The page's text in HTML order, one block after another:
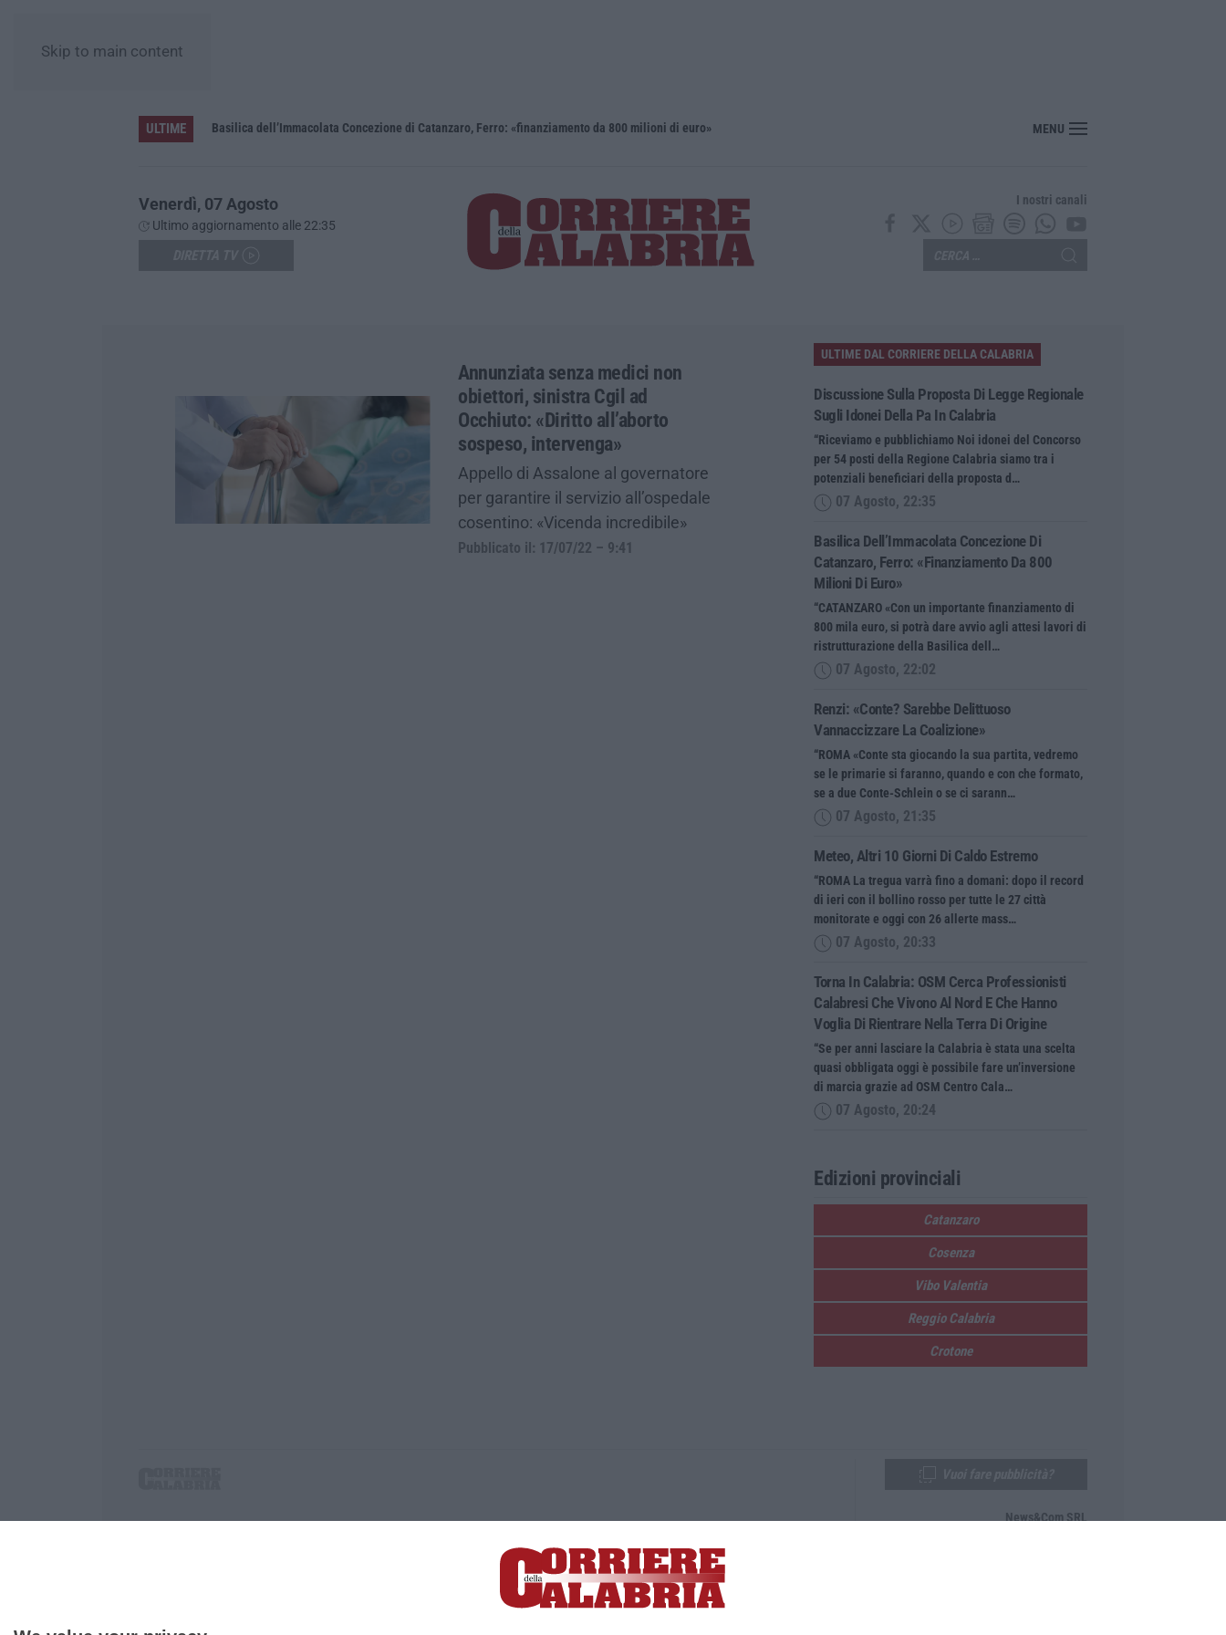
Skip to main content
ULTIME Basilica dell’Immacolata Concezione di Catanzaro, Ferro: «finanziamento da 800 milioni di euro» Renzi: «Conte? Sarebbe delittuoso vannaccizzare la coalizione»
MENU
Venerdì, 07 Agosto
Ultimo aggiornamento alle 22:35
I nostri canali
Annunziata senza medici non
obiettori, sinistra Cgil ad
Occhiuto: «Diritto all’aborto
sospeso, intervenga»
Appello di Assalone al governatore
per garantire il servizio all’ospedale
cosentino: «Vicenda incredibile»
Pubblicato il: 17/07/22 – 9:41
ULTIME DAL CORRIERE DELLA CALABRIA
Discussione Sulla Proposta Di Legge Regionale
Sugli Idonei Della Pa In Calabria
“Riceviamo e pubblichiamo Noi idonei del Concorso
per 54 posti della Regione Calabria siamo tra i
potenziali beneficiari della proposta d…
07 Agosto, 22:35
Basilica Dell’Immacolata Concezione Di
Catanzaro, Ferro: «finanziamento Da 800
Milioni Di Euro»
“CATANZARO «Con un importante finanziamento di
800 mila euro, si potrà dare avvio agli attesi lavori di
ristrutturazione della Basilica dell…
07 Agosto, 22:02
Renzi: «Conte? Sarebbe Delittuoso
Vannaccizzare La Coalizione»
“ROMA «Conte sta giocando la sua partita, vedremo
se le primarie si faranno, quando e con che formato,
se a due Conte-Schlein o se ci sarann…
07 Agosto, 21:35
Meteo, Altri 10 Giorni Di Caldo Estremo
“ROMA La tregua varrà fino a domani: dopo il record
di ieri con il bollino rosso per tutte le 27 città
monitorate e oggi con 26 allerte mass…
07 Agosto, 20:33
Torna In Calabria: OSM Cerca Professionisti
Calabresi Che Vivono Al Nord E Che Hanno
Voglia Di Rientrare Nella Terra Di Origine
“Se per anni lasciare la Calabria è stata una scelta
quasi obbligata oggi è possibile fare un’inversione
di marcia grazie ad OSM Centro Cala…
07 Agosto, 20:24
Edizioni provinciali
Catanzaro
Cosenza
Vibo Valentia
Reggio Calabria
Crotone
P.IVA. 03199620794, Via del mare 6/G, S.Eufemia, Lamezia Terme (CZ)
Iscrizione tribunale di Lamezia Terme 5/2011 - Direttore responsabile Paola Militano |Privacy
News&Com SRL